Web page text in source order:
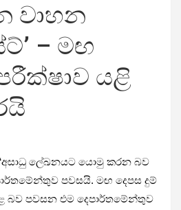
වාහන
– මඟ
යළි
ලේඛ­න­යට යොමු කරන බව
පව­සයි. මඟ දෙපස දුම්
බව පව­සන එම දෙපා­ර්ත­මේ­න්තුව